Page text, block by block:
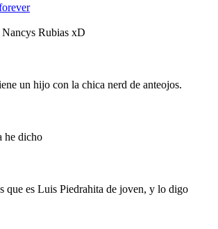
Nancys Rubias xD
un hijo con la chica nerd de anteojos.
he dicho
que es Luis Piedrahita de joven, y lo digo